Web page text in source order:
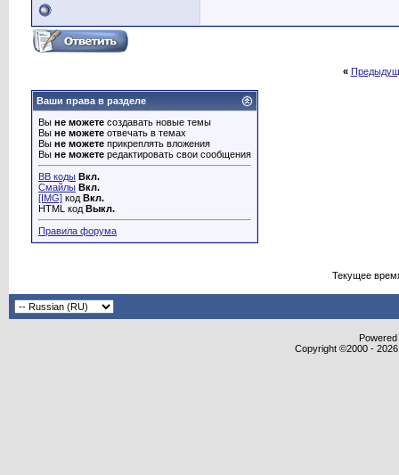
«
Ваши права в разделе
Вы не можете создавать новые темы
Вы не можете отвечать в темах
Вы не можете прикреплять вложения
Вы не можете редактировать свои сообщения
BB коды Вкл.
Смайлы Вкл.
[IMG] код Вкл.
HTML код Выкл.
Правила форума
Текущее
Copyright ©2000 -